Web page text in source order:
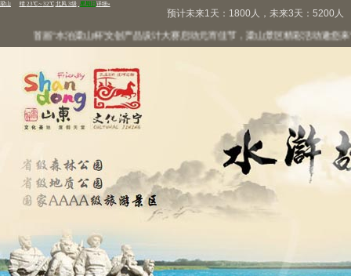
预计未来1天：1800人，未来3天：5200人
首届“水泊梁山杯”文创产品设计大赛启动元宵佳节，梁山景区精彩活动邀您来“兔